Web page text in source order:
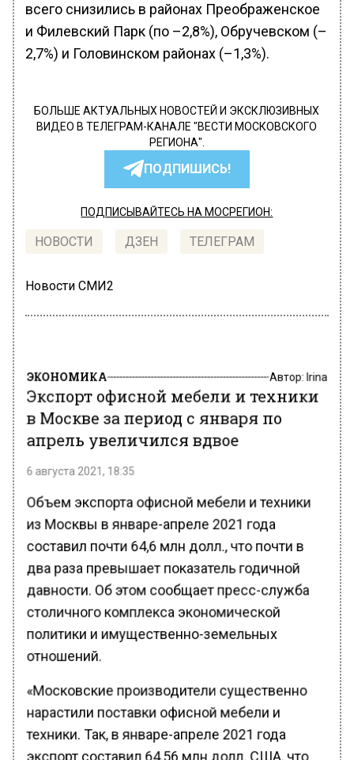
всего снизились в районах Преображенское
и Филевский Парк (по –2,8%), Обручевском (–
2,7%) и Головинском районах (–1,3%).
БОЛЬШЕ АКТУАЛЬНЫХ НОВОСТЕЙ И ЭКСКЛЮЗИВНЫХ
ВИДЕО В ТЕЛЕГРАМ-КАНАЛЕ "ВЕСТИ МОСКОВСКОГО
РЕГИОНА".
ПОДПИШИСЬ!
ПОДПИСЫВАЙТЕСЬ НА МОСРЕГИОН:
НОВОСТИ ДЗЕН ТЕЛЕГРАМ
Новости СМИ2
ЭКОНОМИКА
Экспорт офисной мебели и техники
в Москве за период с января по
апрель увеличился вдвое
Объем экспорта офисной мебели и техники
из Москвы в январе-апреле 2021 года
составил почти 64,6 млн долл., что почти в
два раза превышает показатель годичной
давности. Об этом сообщает пресс-служба
столичного комплекса экономической
политики и имущественно-земельных
отношений.
«Московские производители существенно
нарастили поставки офисной мебели и
техники. Так, в январе-апреле 2021 года
экспорт составил 64,56 млн долл. США, что